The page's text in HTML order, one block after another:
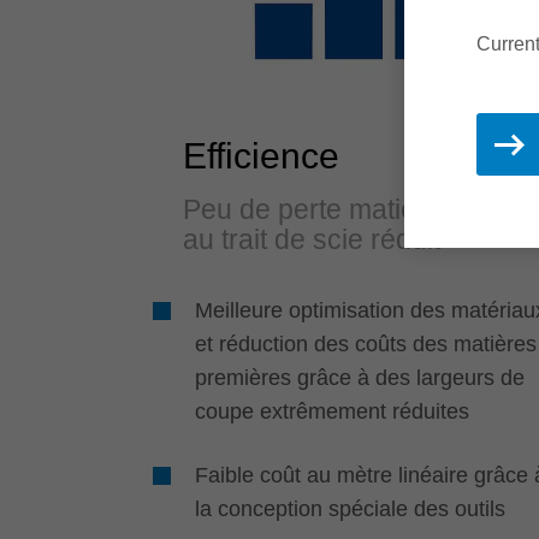
Efficience
Peu de perte matière grâce
au trait de scie réduit
Meilleure optimisation des
et réduction des coûts des matières
premières grâce à des largeurs de
coupe extrêmement réduites
Faible coût au mètre linéaire grâce
la conception spéciale des outils